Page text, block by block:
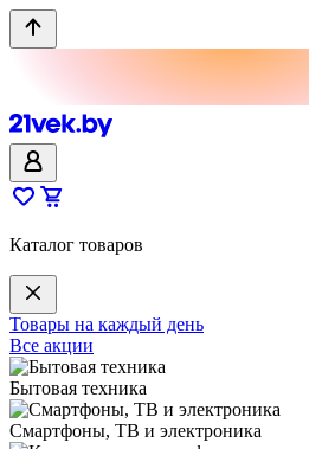
Каталог товаров
Товары на каждый день
Все акции
Бытовая техника
Смартфоны, ТВ и электроника